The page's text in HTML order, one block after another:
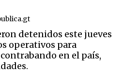
detenidos este jueves
operativos para
en el país,